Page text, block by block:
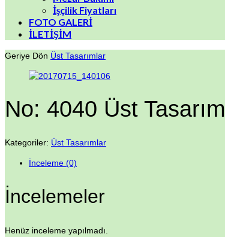
İşçilik Fiyatları
FOTO GALERİ
İLETİŞİM
Geriye Dön Üst Tasarımlar
No: 4040 Üst Tasarım
Kategoriler: Üst Tasarımlar
İnceleme (0)
İncelemeler
Henüz inceleme yapılmadı.